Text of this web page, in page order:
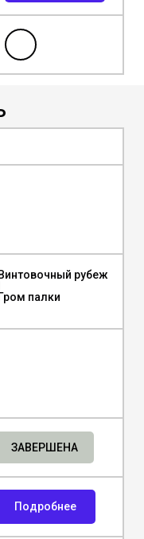
Винтовочный рубеж
Гром палки
ЗАВЕРШЕНА
Подробнее